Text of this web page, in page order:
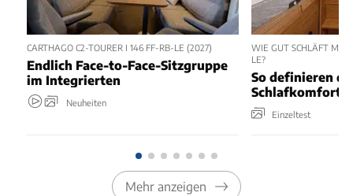
CARTHAGO C2-TOURER I 146 FF-RB-LE (2027)
Endlich Face-to-Face-Sitzgruppe
im Integrierten
Neuheiten
WIE GUT SCHLÄFT
LE?
So definieren
Schlafkomfort
Einzeltest
Mehr anzeigen